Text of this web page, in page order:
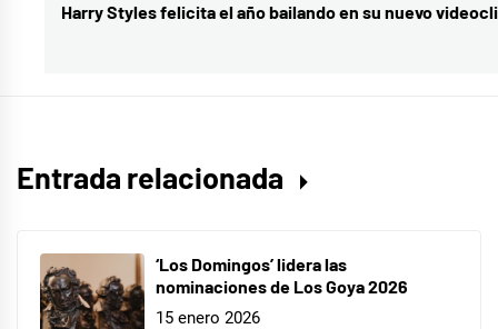
navideño,
Entrada
Harry Styles felicita el año bailando en su nuevo
Entrada relacionada
‘Los Domingos’ lidera las
nominaciones de Los Goya 2026
15 enero 2026